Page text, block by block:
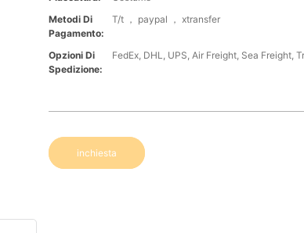
Metodi Di
Pagamento:
T/t ， paypal ， xtransfer
Opzioni Di
Spedizione:
FedEx, DHL, UPS, Air Freight, Sea Freight,
inchiesta